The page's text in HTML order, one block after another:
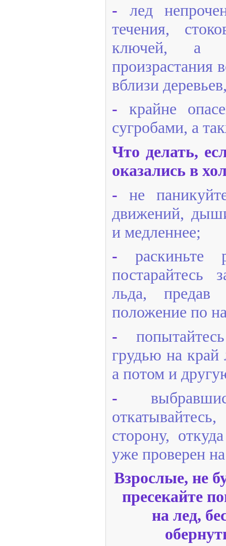
-
лед
течения,
ключей, а
произрастания
вблизи
-
крайне
сугробами, а
Что делать,
оказались в
- не
движений,
и медленнее;
-
постарайтесь
льда, предав
положение по
-
грудью на край
а потом и
-
сторону,
уже проверен
Взрослые, не
пресекайте
на лед,